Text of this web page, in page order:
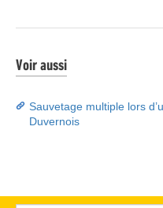
Voir aussi
Sauvetage multiple lors
Duvernois